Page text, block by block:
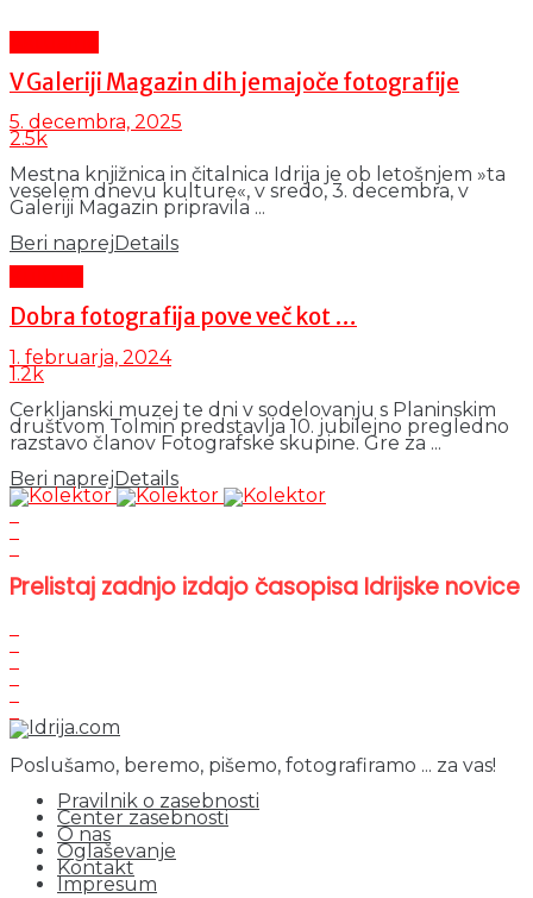
V Galeriji Magazin dih jemajoče fotografije
5. decembra, 2025
2.5k
Mestna knjižnica in čitalnica Idrija je ob letošnjem »ta
veselem dnevu kulture«, v sredo, 3. decembra, v
Galeriji Magazin pripravila ...
Beri naprej Details
Dobra fotografija pove več kot …
1. februarja, 2024
1.2k
Cerkljanski muzej te dni v sodelovanju s Planinskim
društvom Tolmin predstavlja 10. jubilejno pregledno
razstavo članov Fotografske skupine. Gre za ...
Beri naprejDetails
Prelistaj zadnjo izdajo časopisa Idrijske novice
Poslušamo, beremo, pišemo, fotografiramo ... za vas!
Pravilnik o zasebnosti
Center zasebnosti
O nas
Oglaševanje
Kontakt
Impresum